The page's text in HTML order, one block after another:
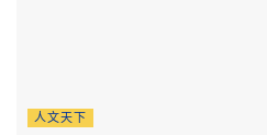
人文天下